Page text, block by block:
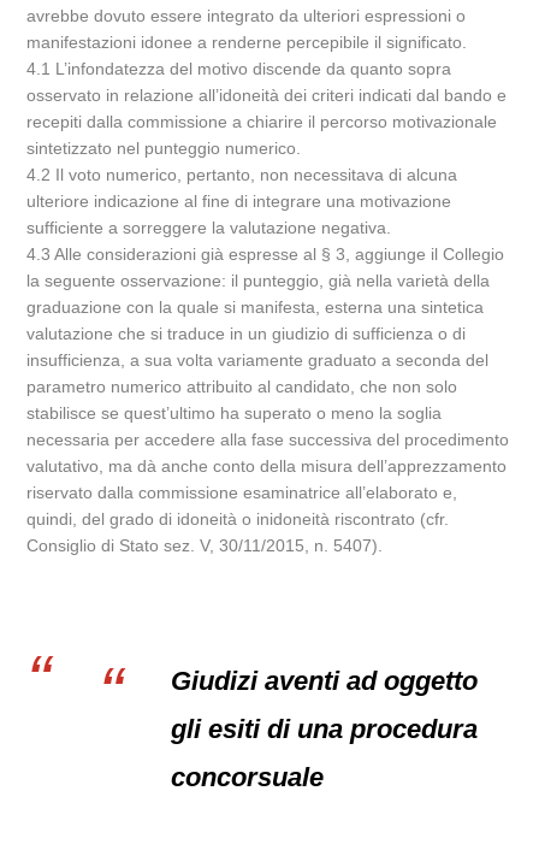
avrebbe dovuto essere integrato da ulteriori espressioni o
manifestazioni idonee a renderne percepibile il significato.
4.1 L’infondatezza del motivo discende da quanto sopra
osservato in relazione all’idoneità dei criteri indicati dal bando e
recepiti dalla commissione a chiarire il percorso motivazionale
sintetizzato nel punteggio numerico.
4.2 Il voto numerico, pertanto, non necessitava di alcuna
ulteriore indicazione al fine di integrare una motivazione
sufficiente a sorreggere la valutazione negativa.
4.3 Alle considerazioni già espresse al § 3, aggiunge il Collegio
la seguente osservazione: il punteggio, già nella varietà della
graduazione con la quale si manifesta, esterna una sintetica
valutazione che si traduce in un giudizio di sufficienza o di
insufficienza, a sua volta variamente graduato a seconda del
parametro numerico attribuito al candidato, che non solo
stabilisce se quest’ultimo ha superato o meno la soglia
necessaria per accedere alla fase successiva del procedimento
valutativo, ma dà anche conto della misura dell’apprezzamento
riservato dalla commissione esaminatrice all’elaborato e,
quindi, del grado di idoneità o inidoneità riscontrato (cfr.
Consiglio di Stato sez. V, 30/11/2015, n. 5407).
Giudizi aventi ad oggetto
gli esiti di una procedura
concorsuale